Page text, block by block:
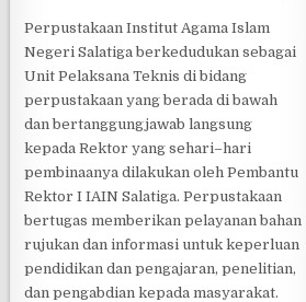
Perpustakaan Institut Agama Islam
Negeri Salatiga berkedudukan sebagai
Unit PelaksanaTeknis di bidang
perpustakaan yang berada di bawah
dan bertanggungjawab langsung
kepadaRektor yang sehari–hari
pembinaanya dilakukan oleh Pembantu
Rektor I IAIN Salatiga. Perpustakaan
bertugasmemberikanpelayananbahan
rujukandaninformasi untukkeperluan
pendidikan dan pengajaran, penelitian,
dan pengabdian kepada masyarakat.